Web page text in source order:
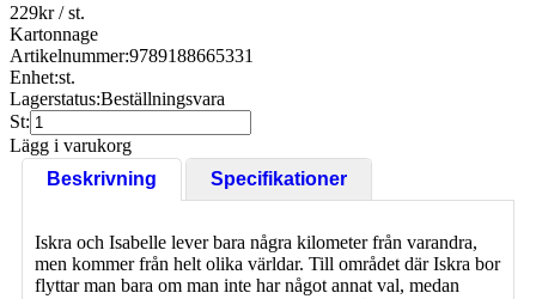
229kr/ st.
Kartonnage
Artikelnummer:9789188665331
Enhet:st.
Lagerstatus:Beställningsvara
St:
Lägg i varukorg
Beskrivning
Specifikationer
Iskra och Isabelle lever bara några kilometer från varandra,
men kommer från helt olika världar. Till området där Iskra bor
flyttar man bara om man inte har något annat val, medan